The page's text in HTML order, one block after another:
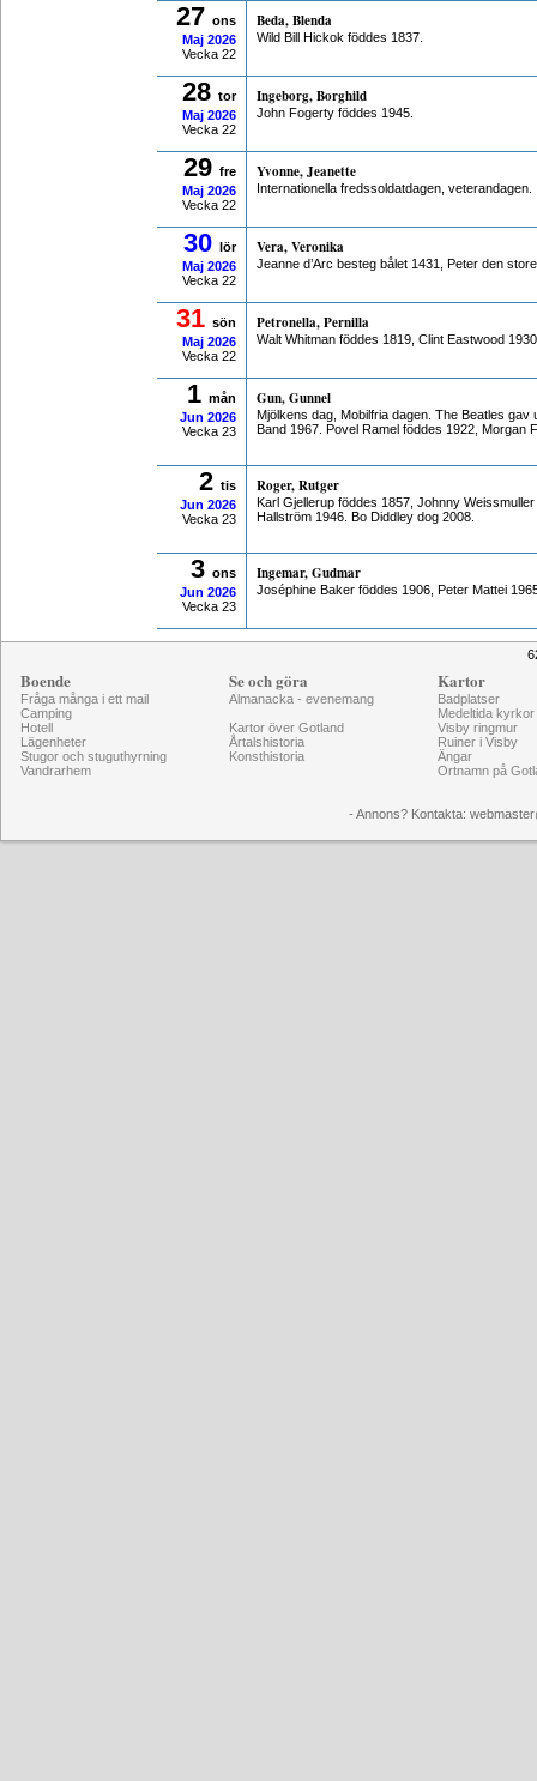
27 ons
Maj 2026
Vecka 22
Beda, Blenda
Wild Bill Hickok föddes 1837.
28 tor
Maj 2026
Vecka 22
Ingeborg, Borghild
John Fogerty föddes 1945.
29 fre
Maj 2026
Vecka 22
Yvonne, Jeanette
Internationella fredssoldatdagen, veterandagen.
30 lör
Maj 2026
Vecka 22
Vera, Veronika
Jeanne d’Arc besteg bålet 1431, Peter den
31 sön
Maj 2026
Vecka 22
Petronella, Pernilla
Walt Whitman föddes 1819, Clint Eastwood
1 mån
Jun 2026
Vecka 23
Gun, Gunnel
Mjölkens dag, Mobilfria dagen. The Beatles
Band 1967. Povel Ramel föddes 1922, Morgan
2 tis
Jun 2026
Vecka 23
Roger, Rutger
Karl Gjellerup föddes 1857, Johnny
Hallström 1946. Bo Diddley dog 2008.
3 ons
Jun 2026
Vecka 23
Ingemar, Gudmar
Joséphine Baker föddes 1906, Peter Mattei
Boende
Fråga många i ett mail
Camping
Hotell
Lägenheter
Stugor och stuguthyrning
Vandrarhem
Se och göra
Almanacka - evenemang
Kartor över Gotland
Årtalshistoria
Konsthistoria
Kartor
Badplatser
Medeltida kyrkor
Visby ringmur
Ruiner i Visby
Ängar
Ortnamn på
- Annons? Kontakta: